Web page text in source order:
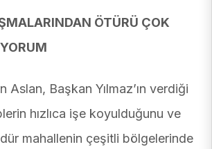
ÖTÜRÜ ÇOK
Aslan, Başkan Yılmaz’ın verdiği
hızlıca işe koyulduğunu ve
mahallenin çeşitli bölgelerinde